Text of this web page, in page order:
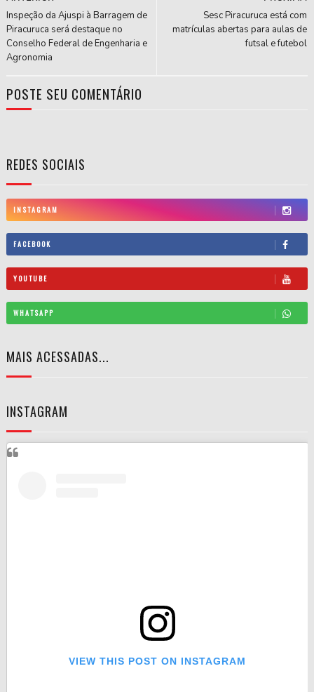
Sesc Piracuruca está com
matrículas abertas para aulas de
futsal e futebol
Inspeção da Ajuspi à Barragem de
Piracuruca será destaque no
Conselho Federal de Engenharia e
Agronomia
POSTE SEU COMENTÁRIO
REDES SOCIAIS
INSTAGRAM
FACEBOOK
YOUTUBE
WHATSAPP
MAIS ACESSADAS...
INSTAGRAM
VIEW THIS POST ON INSTAGRAM